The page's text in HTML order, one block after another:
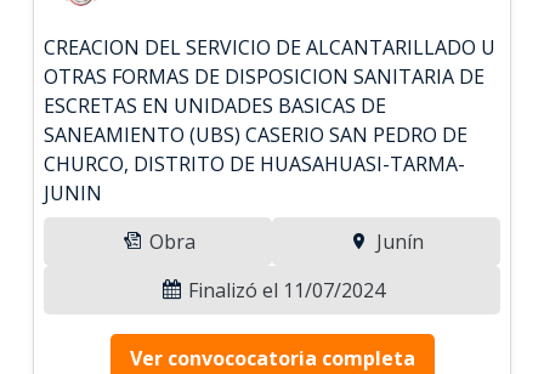
CREACION DEL SERVICIO DE ALCANTARILLADO U
OTRAS FORMAS DE DISPOSICION SANITARIA DE
ESCRETAS EN UNIDADES BASICAS DE
SANEAMIENTO (UBS) CASERIO SAN PEDRO DE
CHURCO, DISTRITO DE HUASAHUASI-TARMA-
JUNIN
Obra
Junín
Finalizó el 11/07/2024
Ver convococatoria completa